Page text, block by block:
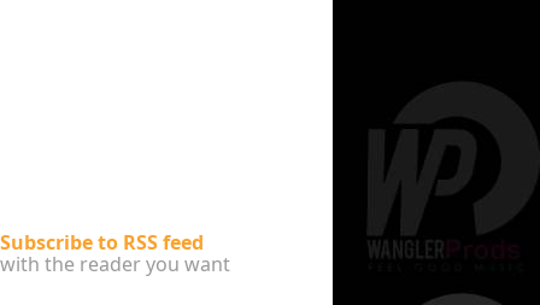
Subscribe to RSS feed
with the reader you want